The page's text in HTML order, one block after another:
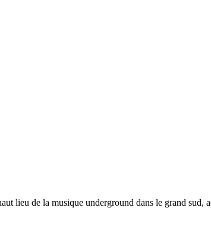
lieu de la musique underground dans le grand sud,